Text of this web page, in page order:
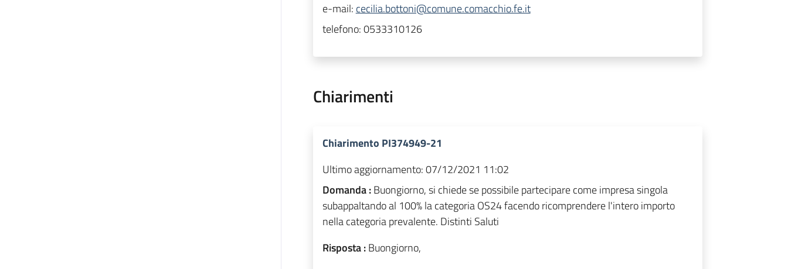
e-mail: cecilia.bottoni@comune.comacchio.fe.it
telefono:0533310126
Chiarimenti
Chiarimento PI374949-21
Ultimo aggiornamento:07/12/2021 11:02
Domanda :Buongiorno, si chiede se possibile partecipare come impresa singola
subappaltando al 100% la categoria OS24 facendo ricomprendere l'intero importo
nella categoria prevalente. Distinti Saluti
Risposta :Buongiorno,